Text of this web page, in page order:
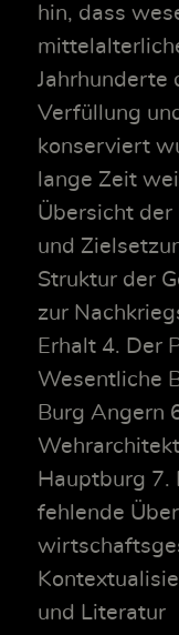
hin, dass
Jahrhunderte
Verfüllung
konserviert
lange Zeit
Übersicht der
und
Struktur der
zur
Erhalt 4. Der
Wesentliche
Burg Angern
Hauptburg 7.
fehlende
und Literatur